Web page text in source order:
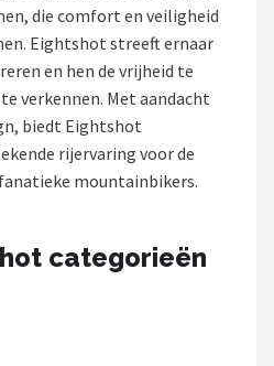
die comfort en veiligheid
Eightshot streeft ernaar
en hen de vrijheid te
verkennen. Met aandacht
biedt Eightshot
rijervaring voor de
mountainbikers.
categorieën